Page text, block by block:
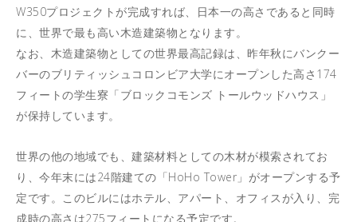
W350プロジェクトが完成すれば、日本一の高さであると同時
に、世界で最も高い木造建築物となります。
なお、木造建築物としての世界最高記録は、昨年秋にバンクー
バーのブリティッシュコロンビア大学にオープンした高さ174
フィートの学生寮「ブロックコモンズ トールウッドハウス」
が保持しています。
世界の他の地域でも、建築材料としての木材が模索されてお
り、今年末には24階建ての「HoHo Tower」がオープンする予
定です。このビルにはホテル、アパート、オフィスが入り、完
成時の高さは275フィートになる予定です。